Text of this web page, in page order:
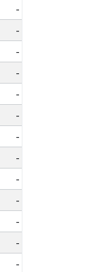
-
-
-
-
-
-
-
-
-
-
-
-
-